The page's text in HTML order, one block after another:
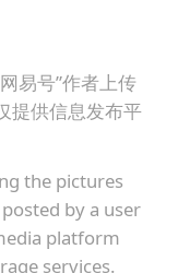
易号”作者上传
提供信息发布平
the pictures
by a user
platform
services.